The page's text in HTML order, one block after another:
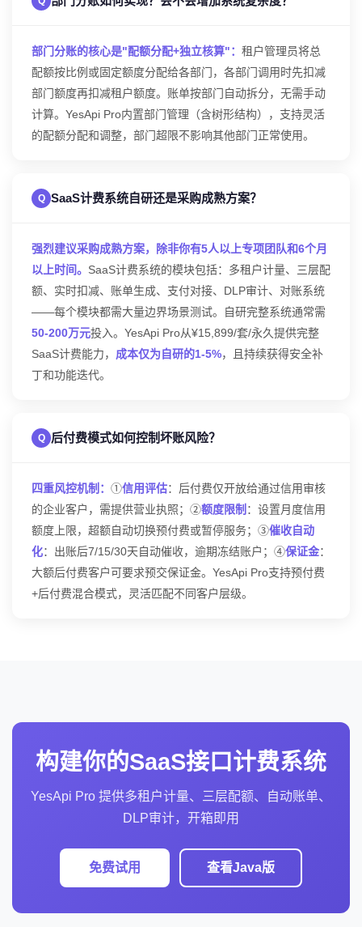
部门分账的核心是"配额分配+独立核算"： 租户管理员将总
配额按比例或固定额度分配给各部门，各部门调用时先扣减
部门额度再扣减租户额度。账单按部门自动拆分，无需手动
计算。YesApi Pro内置部门管理（含树形结构），支持灵活
的配额分配和调整，部门超限不影响其他部门正常使用。
SaaS计费系统自研还是采购成熟方案？
强烈建议采购成熟方案，除非你有5人以上专项团队和6个月
以上时间。 SaaS计费系统的模块包括：多租户计量、三层配
额、实时扣减、账单生成、支付对接、DLP审计、对账系统
——每个模块都需大量边界场景测试。自研完整系统通常需
50-200万元投入。YesApi Pro从¥15,899/套/永久提供完整
SaaS计费能力， 成本仅为自研的1-5%，且持续获得安全补
丁和功能迭代。
后付费模式如何控制坏账风险？
四重风控机制： ①信用评估：后付费仅开放给通过信用审核
的企业客户，需提供营业执照；②额度限制 ：设置月度信用
额度上限，超额自动切换预付费或暂停服务；③催收自动
化：出账后7/15/30天自动催收，逾期冻结账户；④保证金：
大额后付费客户可要求预交保证金。YesApi Pro支持预付费
+后付费混合模式，灵活匹配不同客户层级。
构建你的SaaS接口计费系统
YesApi Pro 提供多租户计量、三层配额、自动账单、
DLP审计，开箱即用
免费试用 查看Java版